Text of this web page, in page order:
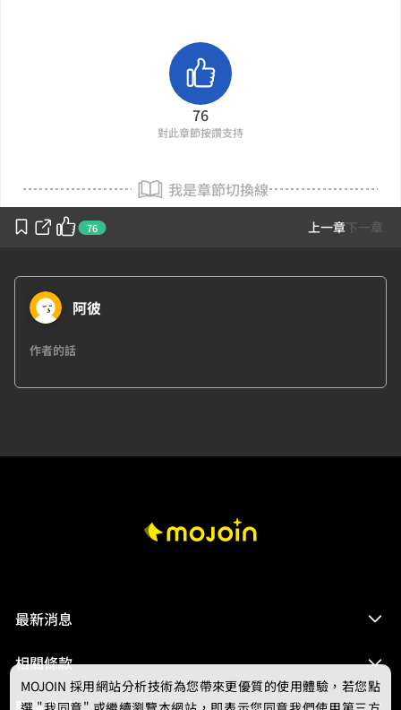
76 上一章下一章
76
對此章節按讚支持
我是章節切換線
阿彼
作者的話
最新消息
相關條款
MOJOIN 採用網站分析技術為您帶來更優質的使用體驗，若您點